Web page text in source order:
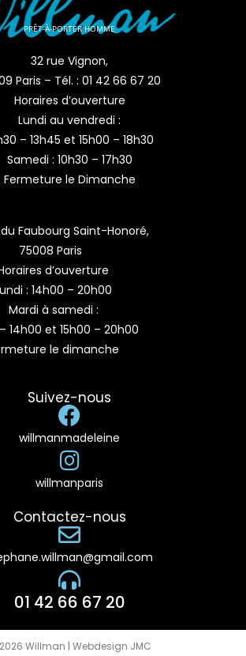
PRÊT-À-PORTER HOMME
32 rue Vignon,
Paris – Tél. : 01 42 66 67 20
Horaires d’ouverture
Lundi au vendredi :
– 13h45 et 15h00 – 18h30
Samedi : 10h30 – 17h30
Fermeture le Dimanche
du Faubourg Saint-Honoré,
75008 Paris
d’ouverture
: 14h00 – 20h00
Mardi à samedi :
– 14h00 et 15h00 – 20h00
le dimanche
Suivez-nous
willmanmadeleine
willmanparis
Contactez-nous
01 42 66 67 20
Willman | Webdesign JMC